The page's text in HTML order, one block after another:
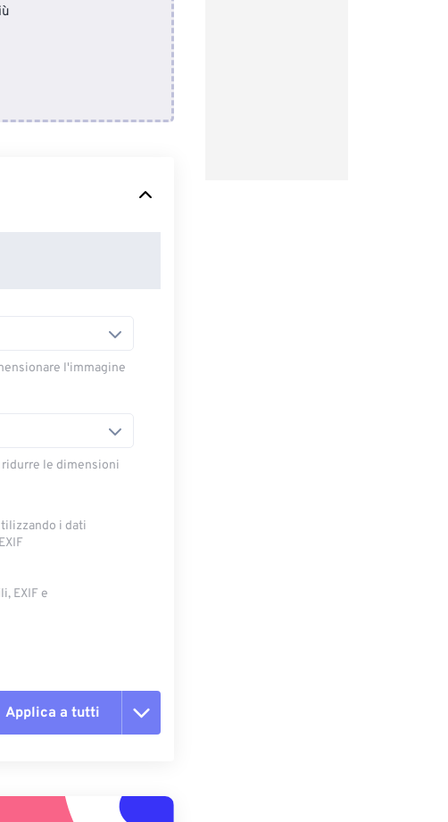
l'immagine
le dimensioni
i dati
EXIF ​​e
Applica a tutti
da preimpostazione